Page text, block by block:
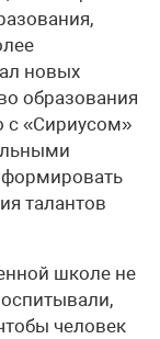
новых
образования
с «Сириусом»
талантов
школе не
человек